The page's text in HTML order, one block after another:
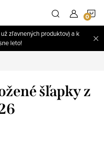
zľavnených produktov) a k
leto!
šľapky z